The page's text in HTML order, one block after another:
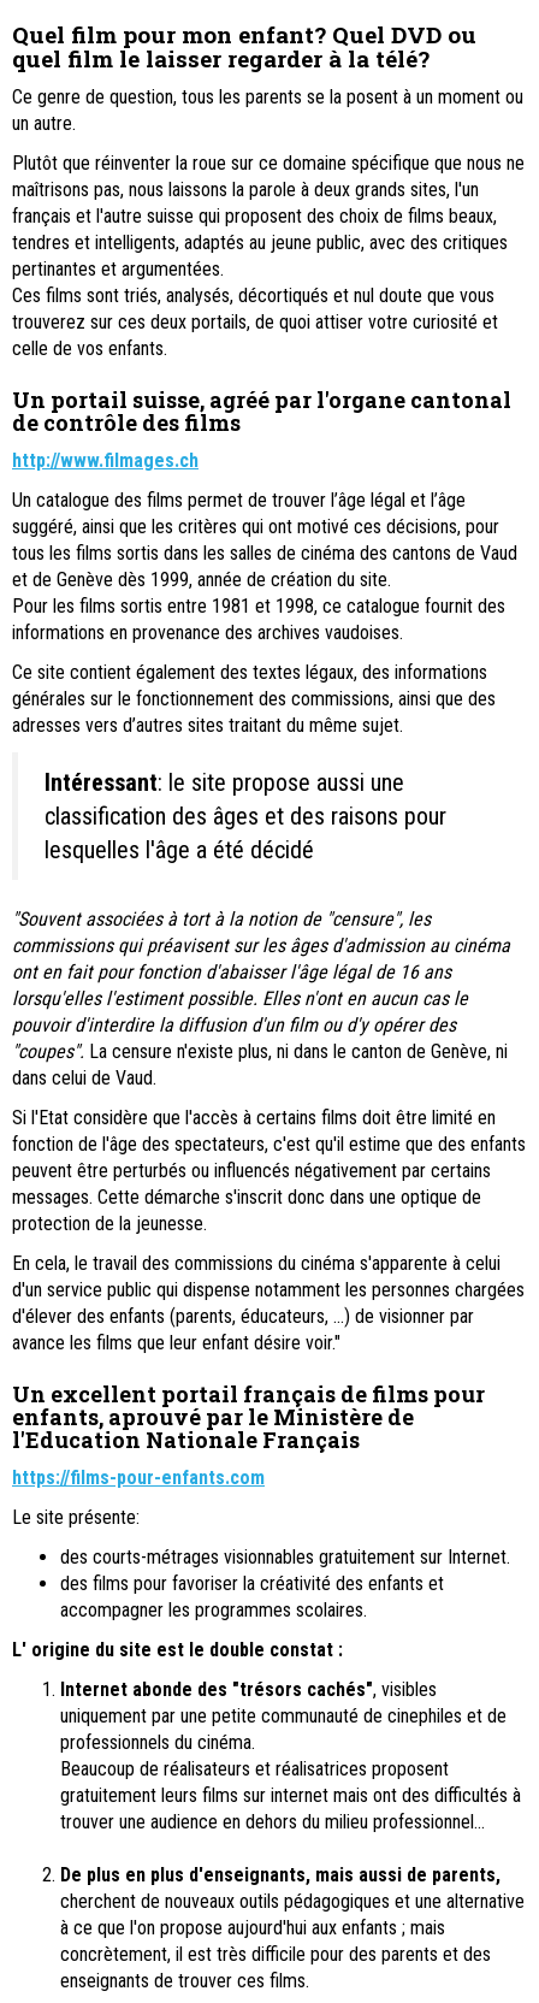
Quel film pour mon enfant? Quel DVD ou
quel film le laisser regarder à la télé?
Ce genre de question, tous les parents se la posent à un moment ou
un autre.
Plutôt que réinventer la roue sur ce domaine spécifique que nous ne
maîtrisons pas, nous laissons la parole à deux grands sites, l'un
français et l'autre suisse qui proposent des choix de films beaux,
tendres et intelligents, adaptés au jeune public, avec des critiques
pertinantes et argumentées.
Ces films sont triés, analysés, décortiqués et nul doute que vous
trouverez sur ces deux portails, de quoi attiser votre curiosité et
celle de vos enfants.
Un portail suisse, agréé par l'organe cantonal
de contrôle des films
http://www.filmages.ch
Un catalogue des films permet de trouver l’âge légal et l’âge
suggéré, ainsi que les critères qui ont motivé ces décisions, pour
tous les films sortis dans les salles de cinéma des cantons de Vaud
et de Genève dès 1999, année de création du site.
Pour les films sortis entre 1981 et 1998, ce catalogue fournit des
informations en provenance des archives vaudoises.
Ce site contient également des textes légaux, des informations
générales sur le fonctionnement des commissions, ainsi que des
adresses vers d’autres sites traitant du même sujet.
Intéressant: le site propose aussi une
classification des âges et des raisons pour
lesquelles l'âge a été décidé
"Souvent associées à tort à la notion de "censure", les
commissions qui préavisent sur les âges d'admission au cinéma
ont en fait pour fonction d'abaisser l'âge légal de 16 ans
lorsqu'elles l'estiment possible. Elles n'ont en aucun cas le
pouvoir d'interdire la diffusion d'un film ou d'y opérer des
"coupes". La censure n'existe plus, ni dans le canton de Genève, ni
dans celui de Vaud.
Si l'Etat considère que l'accès à certains films doit être limité en
fonction de l'âge des spectateurs, c'est qu'il estime que des enfants
peuvent être perturbés ou influencés négativement par certains
messages. Cette démarche s'inscrit donc dans une optique de
protection de la jeunesse.
En cela, le travail des commissions du cinéma s'apparente à celui
d'un service public qui dispense notamment les personnes chargées
d'élever des enfants (parents, éducateurs, ...) de visionner par
avance les films que leur enfant désire voir."
Un excellent portail français de films pour
enfants, aprouvé par le Ministère de
l'Education Nationale Français
https://films-pour-enfants.com
Le site présente:
des courts-métrages visionnables gratuitement sur Internet.
des films pour favoriser la créativité des enfants et
accompagner les programmes scolaires.
L' origine du site est le double constat :
Internet abonde des "trésors cachés", visibles
uniquement par une petite communauté de cinephiles et de
professionnels du cinéma.
Beaucoup de réalisateurs et réalisatrices proposent
gratuitement leurs films sur internet mais ont des difficultés à
trouver une audience en dehors du milieu professionnel...
De plus en plus d'enseignants, mais aussi de parents,
cherchent de nouveaux outils pédagogiques et une alternative
à ce que l'on propose aujourd'hui aux enfants ; mais
concrètement, il est très difficile pour des parents et des
enseignants de trouver ces films.